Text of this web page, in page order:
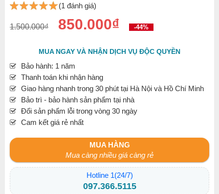
(1 đánh giá)
1.500.000₫ 850.000₫ -44%
MUA NGAY VÀ NHẬN DỊCH VỤ ĐỘC QUYỀN
Bảo hành: 1 năm
Thanh toán khi nhận hàng
Giao hàng nhanh trong 30 phút tại Hà Nội và Hồ Chí Minh
Bảo trì - bảo hành sản phẩm tại nhà
Đổi sản phẩm lỗi trong vòng 30 ngày
Cam kết giá rẻ nhất
MUA HÀNG
Mua càng nhiều giá càng rẻ
Hotline 1(24/7)
097.366.5115